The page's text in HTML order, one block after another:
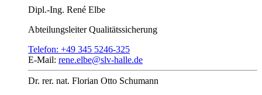
Dipl.-Ing. René Elbe
AbteilungsleiterQualitätssicherung
Telefon: +49 345 5246-325
E-Mail: rene.elbe@slv-halle.de
Dr. rer. nat. Florian Otto Schumann